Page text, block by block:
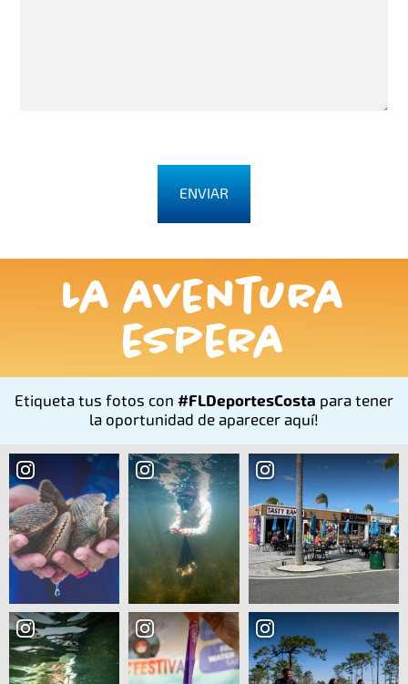
La aventura
espera
Etiqueta tus fotos con #FLDeportesCosta para tener
la oportunidad de aparecer aquí!